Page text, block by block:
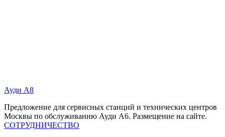
Ауди А8
Предложение для сервисных станций и технических центров
Москвы по обслуживанию Ауди А6. Размещение на сайте.
СОТРУДНИЧЕСТВО